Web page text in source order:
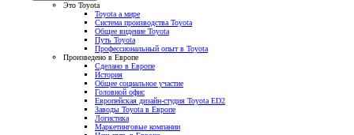
Это Toyota
Toyota а мире
Система производства Toyota
Общее видение Toyota
Путь Toyota
Профессиональный опыт в Toyota
Произведено в Европе
Сделано в Европе
История
Общее социальное участие
Головной офис
Европейская дизайн-студия Toyota ED2
Заводы Toyota в Европе
Логистика
Маркетинговые компании